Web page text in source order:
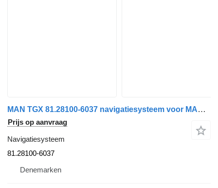
MAN TGX 81.28100-6037 navigatiesysteem voor MAN TGX trekker
Prijs op aanvraag
Navigatiesysteem
81.28100-6037
Denemarken